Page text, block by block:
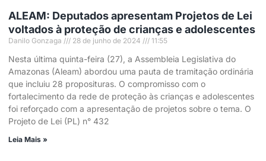
ALEAM: Deputados apresentam Projetos de Lei
voltados à proteção de crianças e adolescentes
Danilo Gonzaga 28 de junho de 2024 11:55
Nesta última quinta-feira (27), a Assembleia Legislativa do
Amazonas (Aleam) abordou uma pauta de tramitação ordinária
que incluiu 28 proposituras. O compromisso com o
fortalecimento da rede de proteção às crianças e adolescentes
foi reforçado com a apresentação de projetos sobre o tema. O
Projeto de Lei (PL) n° 432
Leia Mais »